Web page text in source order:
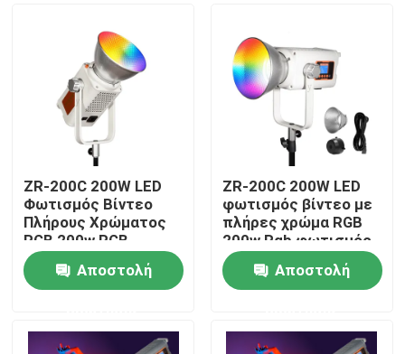
Σπίτι
Προϊόντα
ZR-200C 200W LED
Φωτισμός Βίντεο
Πλήρους Χρώματος
RGB 200w RGB
Φωτιστικό Βίντεο
LED Φωτισμός
Φωτογραφίας
Αποστολή
ZR-200C 200W LED
φωτισμός βίντεο με
πλήρες χρώμα RGB
200w Rgb φωτισμός
βίντεο 2700K 6500K
COB Bowens Mount
Wireless App Studio
Αποστολή